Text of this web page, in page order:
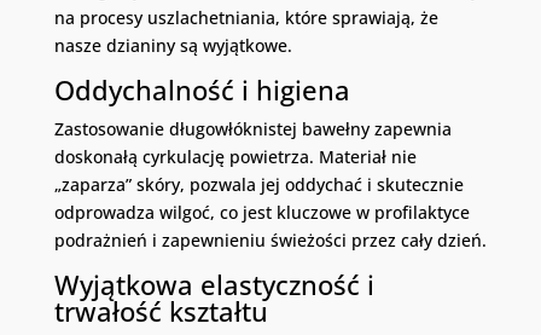
na procesy uszlachetniania, które sprawiają, że
nasze dzianiny są wyjątkowe.
Oddychalność i higiena
Zastosowanie długowłóknistej bawełny zapewnia
doskonałą cyrkulację powietrza. Materiał nie
„zaparza” skóry, pozwala jej oddychać i skutecznie
odprowadza wilgoć, co jest kluczowe w profilaktyce
podrażnień i zapewnieniu świeżości przez cały dzień.
Wyjątkowa elastyczność i
trwałość kształtu